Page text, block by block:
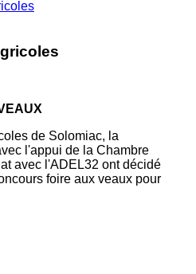
de Solomiac, la
l'appui de la Chambre
avec l'ADEL32 ont décidé
foire aux veaux pour